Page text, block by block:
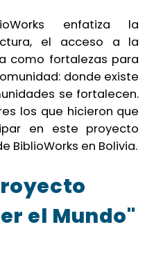
enfatiza la
el acceso a la
como fortalezas para
donde existe
se fortalecen.
los que hicieron que
en este proyecto
BiblioWorks en Bolivia.
el Mundo"